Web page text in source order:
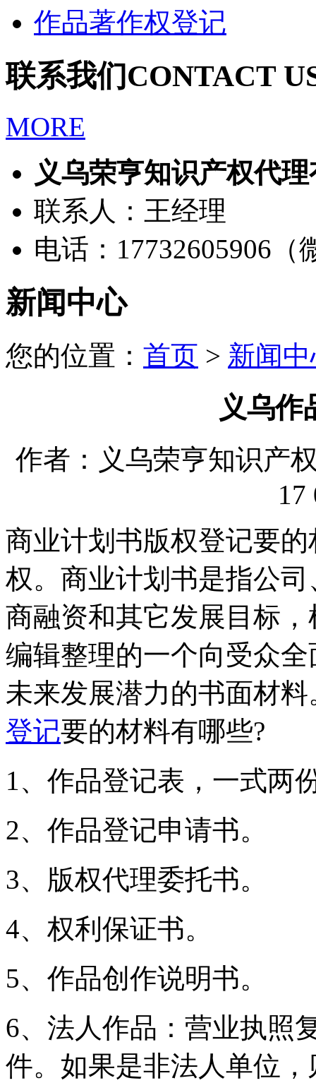
作品著作权登记
联系我们CONTACT
MORE
义乌荣亨知识产权代
联系人：王经理
电话：17732605906（
新闻中心
您的位置： 首页 > 新闻
义乌作
作者：义乌荣亨知识产
17
商业计划书版权登记要
权。商业计划书是指公
商融资和其它发展目标
编辑整理的一个向受众
未来发展潜力的书面材
登记要的材料有哪些?
1、作品登记表，一式两
2、作品登记申请书。
3、版权代理委托书。
4、权利保证书。
5、作品创作说明书。
6、法人作品：营业执照
件。如果是非法人单位